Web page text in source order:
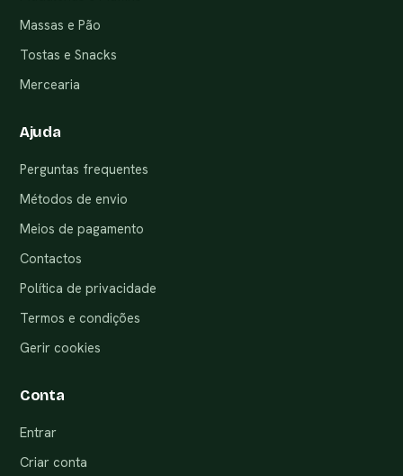
Massas e Pão
Tostas e Snacks
Mercearia
Ajuda
Perguntas frequentes
Métodos de envio
Meios de pagamento
Contactos
Política de privacidade
Termos e condições
Gerir cookies
Conta
Entrar
Criar conta